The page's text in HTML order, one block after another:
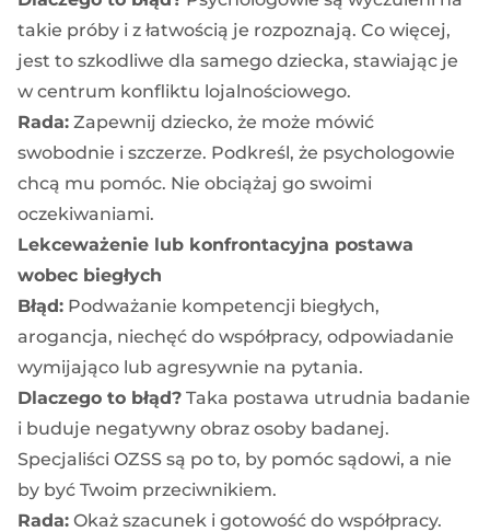
takie próby i z łatwością je rozpoznają. Co więcej,
jest to szkodliwe dla samego dziecka, stawiając je
w centrum konfliktu lojalnościowego.
Rada: Zapewnij dziecko, że może mówić
swobodnie i szczerze. Podkreśl, że psychologowie
chcą mu pomóc. Nie obciążaj go swoimi
oczekiwaniami.
Lekceważenie lub konfrontacyjna postawa
wobec biegłych
Błąd: Podważanie kompetencji biegłych,
arogancja, niechęć do współpracy, odpowiadanie
wymijająco lub agresywnie na pytania.
Dlaczego to błąd? Taka postawa utrudnia badanie
i buduje negatywny obraz osoby badanej.
Specjaliści OZSS są po to, by pomóc sądowi, a nie
by być Twoim przeciwnikiem.
Rada: Okaż szacunek i gotowość do współpracy.